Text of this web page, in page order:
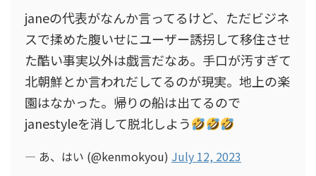
janeの代表がなんか言ってるけど、ただビジネ
スで揉めた腹いせにユーザー誘拐して移住させ
た酷い事実以外は戯言だなあ。手口が汚すぎて
北朝鮮とか言われだしてるのが現実。地上の楽
園はなかった。帰りの船は出てるので
janestyleを消して脱北しよう
— あ、はい (@kenmokyou) July 12, 2023